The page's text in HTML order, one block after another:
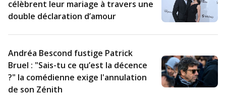
célèbrent leur mariage à travers une
double déclaration d’amour
Andréa Bescond fustige Patrick
Bruel : "Sais-tu ce qu’est la décence
?" la comédienne exige l'annulation
de son Zénith